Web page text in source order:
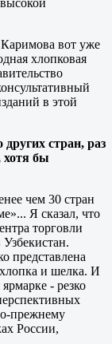
вот уже
хлопковая
в этой
стран, раз
хотя бы
чем 30 стран
Я сказал, что
торговли
представлена
хлопка и шелка. И
- резко
прежнему
России,